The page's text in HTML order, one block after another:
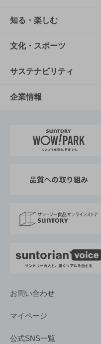
商品TOP
商品一覧
商品発売情報
栄養成分一覧
知る・楽しむ
知る・楽しむTOP
キャンペーン
工場見学
地域情報
文化・スポーツ
文化・スポーツTOP
サントリーホール
サントリーサンバーズ
サステナビリティ
サステナビリティTOP
サントリーが考える
企業情報
企業概要
採用情報
お問い合わせ
マイページ
公式SNS一覧